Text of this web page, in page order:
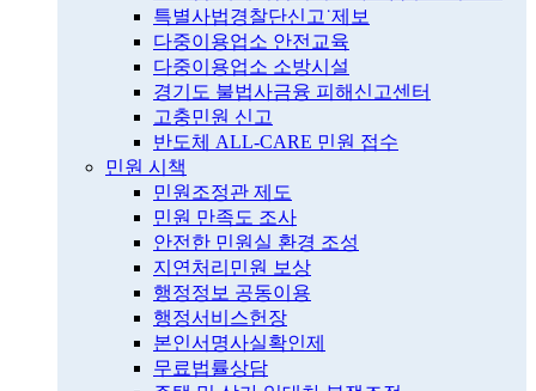
특별사법경찰단신고˙제보
다중이용업소 안전교육
다중이용업소 소방시설
경기도 불법사금융 피해신고센터
고충민원 신고
반도체 ALL-CARE 민원 접수
민원 시책
민원조정관 제도
민원 만족도 조사
안전한 민원실 환경 조성
지연처리민원 보상
행정정보 공동이용
행정서비스헌장
본인서명사실확인제
무료법률상담